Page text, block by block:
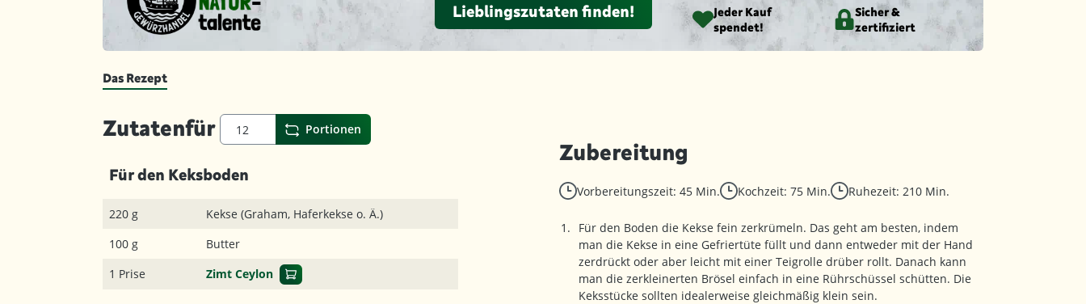
Lieblingszutaten finden!
Jeder Kauf
spendet!
Sicher &
zertifiziert
Das Rezept
Zutatenfür Portionen
Für den Keksboden
220 g
Kekse (Graham, Haferkekse o. Ä.)
100 g
Butter
1 Prise
Zimt Ceylon
Zubereitung
Vorbereitungszeit: 45 Min. Kochzeit: 75 Min. Ruhezeit: 210 Min.
Für den Boden die Kekse fein zerkrümeln. Das geht am besten, indem
man die Kekse in eine Gefriertüte füllt und dann entweder mit der Hand
zerdrückt oder aber leicht mit einer Teigrolle drüber rollt. Danach kann
man die zerkleinerten Brösel einfach in eine Rührschüssel schütten. Die
Keksstücke sollten idealerweise gleichmäßig klein sein.